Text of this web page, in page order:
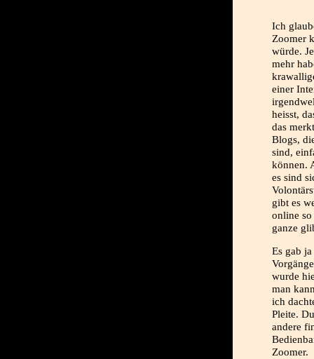
Ich
Zoomer
würde.
mehr
einer
heisst,
das
Blogs,
sind,
können.
es sind
gibt es
online
ganze
Es gab
wurde
man
ich
Pleite.
andere
Zoomer.